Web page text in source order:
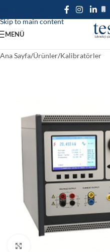
Skip to main content
MENÜ
Ana Sayfa/Ürünler/Kalibratörler